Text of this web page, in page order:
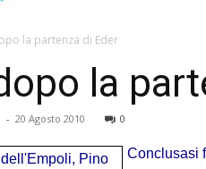
la partenza di Eder
la
- 20 Agosto 2010 0
Conclusasi